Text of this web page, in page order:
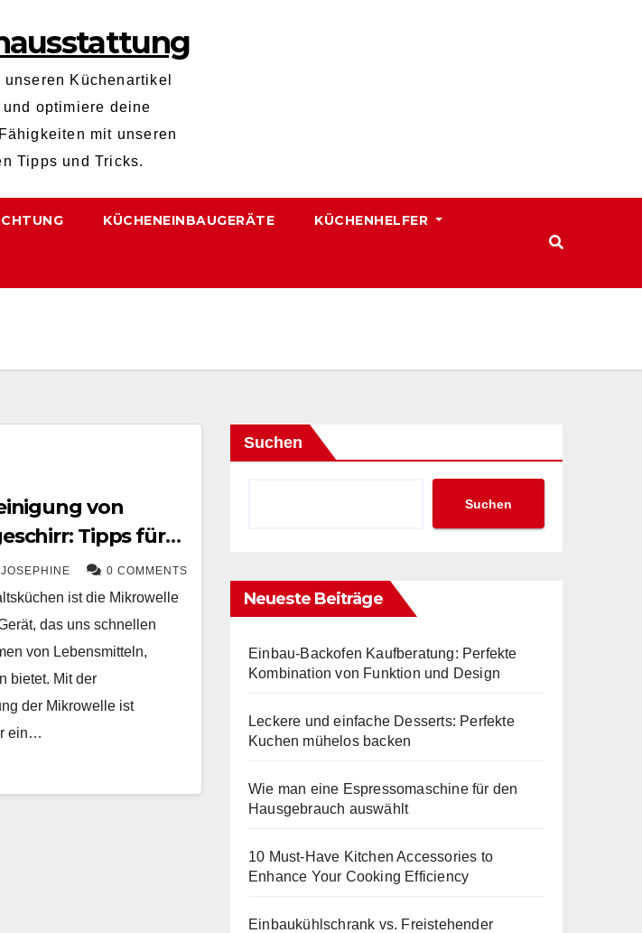
unseren Küchenartikel
optimiere deine
mit unseren
Tipps und Tricks.
KÜCHENEINBAUGERÄTE KÜCHENHELFER
von
Tipps für
Sicherheit
JOSEPHINE 0 COMMENTS
ist die Mikrowelle
das uns schnellen
von Lebensmitteln,
bietet. Mit der
der Mikrowelle ist
ein…
Suchen
Suchen
Neueste Beiträge
Einbau-Backofen Kaufberatung: Perfekte
Kombination von Funktion und Design
Leckere und einfache Desserts: Perfekte
Kuchen mühelos backen
Wie man eine Espressomaschine für den
Hausgebrauch auswählt
10 Must-Have Kitchen Accessories to
Enhance Your Cooking Efficiency
Einbaukühlschrank vs. Freistehender